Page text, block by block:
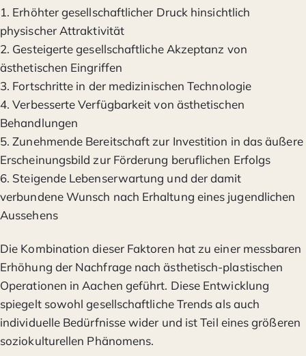
1. Erhöhter gesellschaftlicher Druck hinsichtlich
physischer Attraktivität
2. Gesteigerte gesellschaftliche Akzeptanz von
ästhetischen Eingriffen
3. Fortschritte in der medizinischen Technologie
4. Verbesserte Verfügbarkeit von ästhetischen
Behandlungen
5. Zunehmende Bereitschaft zur Investition in das äußere
Erscheinungsbild zur Förderung beruflichen Erfolgs
6. Steigende Lebenserwartung und der damit
verbundene Wunsch nach Erhaltung eines jugendlichen
Aussehens
Die Kombination dieser Faktoren hat zu einer messbaren
Erhöhung der Nachfrage nach ästhetisch-plastischen
Operationen in Aachen geführt. Diese Entwicklung
spiegelt sowohl gesellschaftliche Trends als auch
individuelle Bedürfnisse wider und ist Teil eines größeren
soziokulturellen Phänomens.